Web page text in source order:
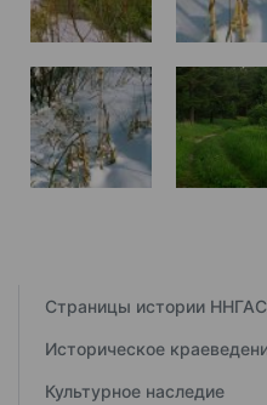
Страницы истории
Историческое
Культурное наследие